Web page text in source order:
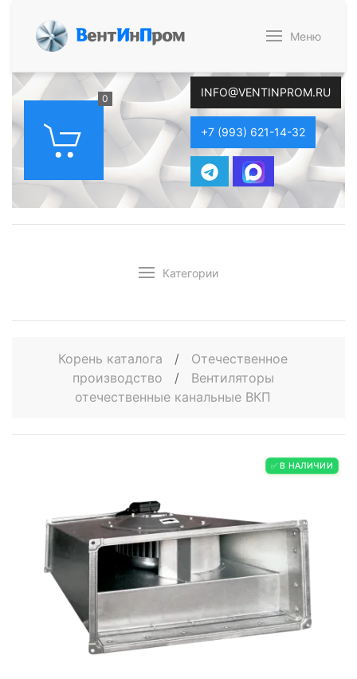
ВентИнПром Меню
0 INFO@VENTINPROM.RU
+7 (993) 621-14-32
Категории
Корень каталога /
Отечественное
производство
/
Вентиляторы
отечественные канальные ВКП
✅ В НАЛИЧИИ